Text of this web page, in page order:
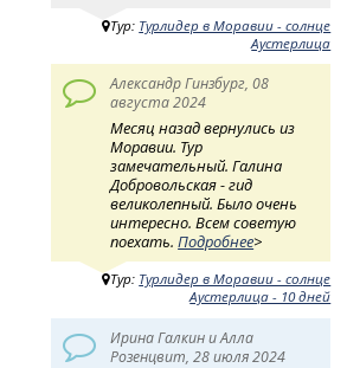
Тур: Турлидер в Моравии - солнце
Аустерлица
Александр Гинзбург, 08
августа 2024
Месяц назад вернулись из
Моравии. Тур
замечательный. Галина
Добровольская - гид
великолепный. Было очень
интересно. Всем советую
поехать.Подробнее>
Тур: Турлидер в Моравии - солнце
Аустерлица - 10 дней
Ирина Галкин и Алла
Розенцвит, 28 июля 2024